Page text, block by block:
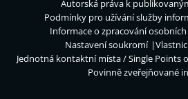
Autorská práva k
Podmínky pro užívání služby
Informace o zpracování
Nastavení soukromí
Jednotná kontaktní místa / Single Points
Povinně zveřejňované